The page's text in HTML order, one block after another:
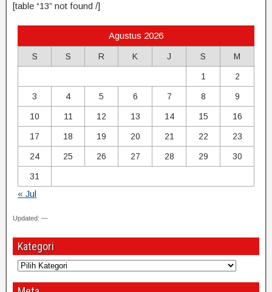
[table “13” not found /]
Agustus 2026
S S R K J S M
1 2
3 4 5 6 7 8 9
10 11 12 13 14 15 16
17 18 19 20 21 22 23
24 25 26 27 28 29 30
31
« Jul
Updated: —
Kategori